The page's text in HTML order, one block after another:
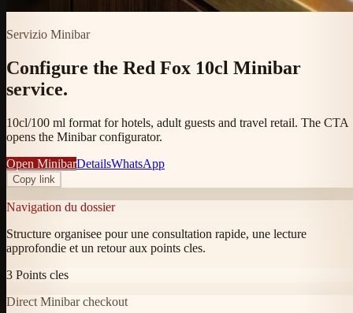
Servizio Minibar
Configure the Red Fox 10cl Minibar
service.
10cl/100 ml format for hotels, adult guests and travel retail. The CTA
opens the Minibar configurator.
Open MinibarDetailsWhatsApp
Copy link
Navigation du dossier
Structure organisee pour une consultation rapide, une lecture
approfondie et un retour aux points cles.
3 Points cles
Direct Minibar checkout